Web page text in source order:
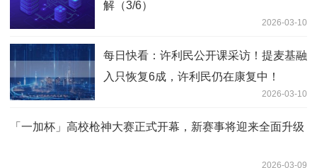
解（3/6）
2026-03-10
每日快看：许利民公开课采访！提麦基融
入只恢复6成，许利民仍在康复中！
2026-03-10
「一加杯」高校枪神大赛正式开幕，新赛事将迎来全面升级
2026-03-09